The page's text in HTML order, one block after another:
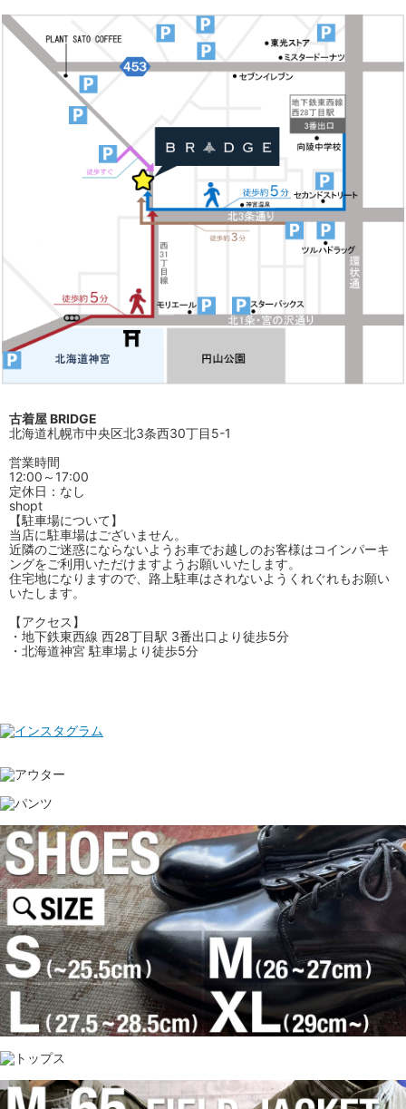
古着屋 BRIDGE
北海道札幌市中央区北3条西30丁目5-1
営業時間
12:00～17:00
定休日：なし
shopt
【駐車場について】
当店に駐車場はございません。
近隣のご迷惑にならないようお車でお越しのお客様はコインパーキ
ングをご利用いただけますようお願いいたします。
住宅地になりますので、路上駐車はされないようくれぐれもお願い
いたします。
【アクセス】
・地下鉄東西線 西28丁目駅 3番出口より徒歩5分
・北海道神宮 駐車場より徒歩5分